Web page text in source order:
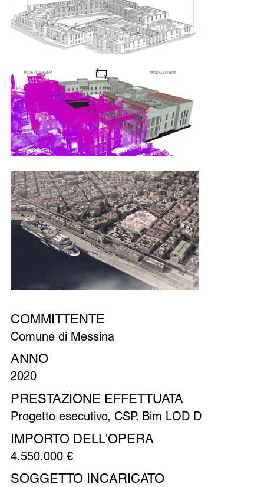
Comune di Messina
COMMITTENTE
2020
ANNO
Progetto esecutivo, CSP. Bim LOD D
PRESTAZIONE EFFETTUATA
4.550.000 €
IMPORTO DELL'OPERA
SOGGETTO INCARICATO